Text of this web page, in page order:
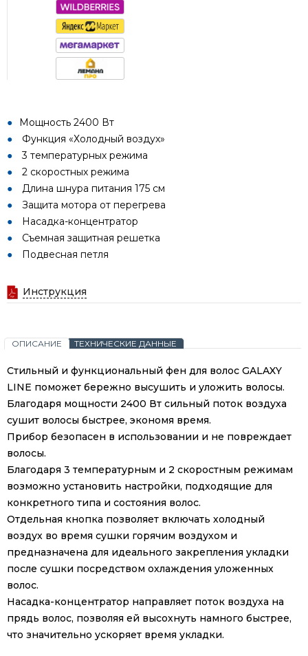
Мощность 2400 Вт
Функция «Холодный воздух»
3 температурных режима
2 скоростных режима
Длина шнура питания 175 см
Защита мотора от перегрева
Насадка-концентратор
Съемная защитная решетка
Подвесная петля
Инструкция
ОПИСАНИЕ ТЕХНИЧЕСКИЕ ДАННЫЕ
Стильный и функциональный фен для волос GALAXY
LINE поможет бережно высушить и уложить волосы.
Благодаря мощности 2400 Вт сильный поток воздуха
сушит волосы быстрее, экономя время.
Прибор безопасен в использовании и не повреждает
волосы.
Благодаря 3 температурным и 2 скоростным режимам
возможно установить настройки, подходящие для
конкретного типа и состояния волос.
Отдельная кнопка позволяет включать холодный
воздух во время сушки горячим воздухом и
предназначена для идеального закрепления укладки
после сушки посредством охлаждения уложенных
волос.
Насадка-концентратор направляет поток воздуха на
прядь волос, позволяя ей высохнуть намного быстрее,
что значительно ускоряет время укладки.